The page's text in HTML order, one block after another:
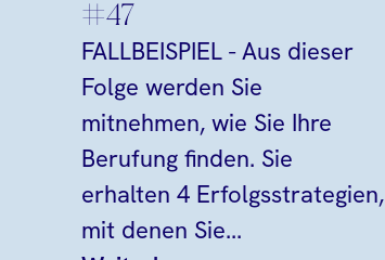
#47
FALLBEISPIEL - Aus dieser
Folge werden Sie
mitnehmen, wie Sie Ihre
Berufung finden. Sie
erhalten 4 Erfolgsstrategien,
mit denen Sie...